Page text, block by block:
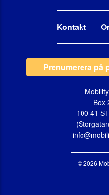
Kontakt
Prenumerera på
Box
100 41
© 2026